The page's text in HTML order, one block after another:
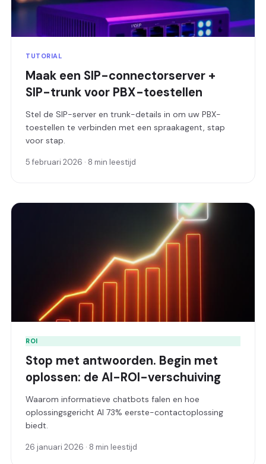
TUTORIAL
Maak een SIP-connectorserver +
SIP-trunk voor PBX-toestellen
Stel de SIP-server en trunk-details in om uw PBX-
toestellen te verbinden met een spraakagent, stap
voor stap.
5 februari 2026 · 8 min leestijd
ROI
Stop met antwoorden. Begin met
oplossen: de AI-ROI-verschuiving
Waarom informatieve chatbots falen en hoe
oplossingsgericht AI 73% eerste-contactoplossing
biedt.
26 januari 2026 · 8 min leestijd